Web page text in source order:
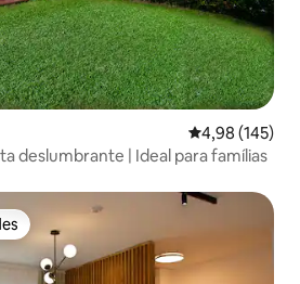
4,98 de uma
4,98 (145)
deslumbrante | Ideal para famílias